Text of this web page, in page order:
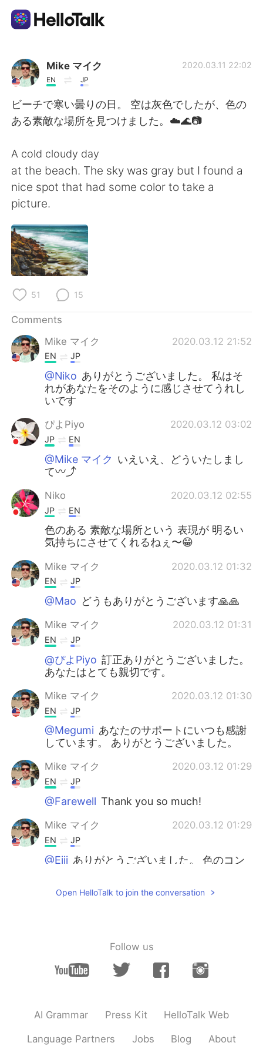
Language Exchange App
AI Grammar Checker
English
简体中文 繁體中文
Español
Français
日本語
Русский
Indonesia
Türkçe
Português
Mike マイク
EN JP
2020.03.11 22:02
ビーチで寒い曇りの日。 空は灰色でしたが、色の
ある素敵な場所を見つけました。☁️🌊📷
A cold cloudy day
at the beach. The sky was gray but I found a
nice spot that had some color to take a
picture.
51 15
Comments
Mike マイク
2020.03.12 21:52
EN JP
@Niko ありがとうございました。 私はそ
れがあなたをそのように感じさせてうれし
いです
ぴよPiyo 2020.03.12 03:02
JP EN
@Mike マイク いえいえ、どういたしまし
て〰️⤴️
Niko 2020.03.12 02:55
JP EN
色のある 素敵な場所という 表現が 明るい
気持ちにさせてくれるねぇ〜😁
Mike マイク 2020.03.12 01:32
EN JP
@Mao どうもありがとうございます🙏🙏
Mike マイク 2020.03.12 01:31
EN JP
@ぴよPiyo 訂正ありがとうございました。
あなたはとても親切です。
Mike マイク 2020.03.12 01:30
EN JP
@Megumi あなたのサポートにいつも感謝
しています。 ありがとうございました。
Mike マイク 2020.03.12 01:29
EN JP
@Farewell Thank you so much!
Mike マイク 2020.03.12 01:29
EN JP
@Eiji ありがとうございました。 色のコン
Thank you. I take my pictures a
painting.
です✨
Open HelloTalk to join the conversation
Follow us
AI Grammar Press Kit HelloTalk Web
Language Partners Jobs Blog About